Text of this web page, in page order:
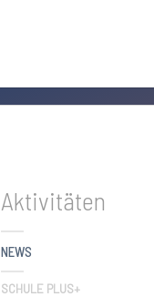
Aktivitäten
NEWS
SCHULE PLUS+